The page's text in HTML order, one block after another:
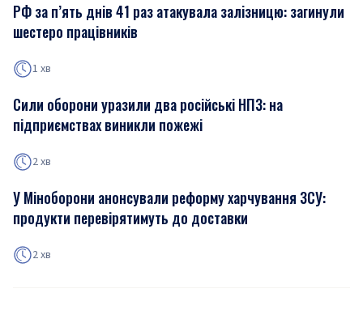
РФ за п’ять днів 41 раз атакувала залізницю: загинули
шестеро працівників
1 хв
Сили оборони уразили два російські НПЗ: на
підприємствах виникли пожежі
2 хв
У Міноборони анонсували реформу харчування ЗСУ:
продукти перевірятимуть до доставки
2 хв